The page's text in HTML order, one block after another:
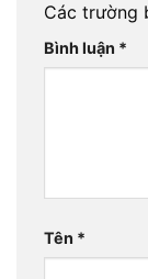
Các trường
Bình luận *
Tên *